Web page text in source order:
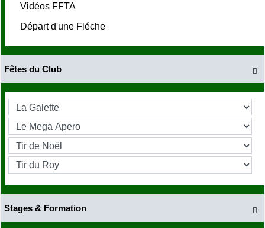
Vidéos FFTA
Départ d'une Fléche

Fêtes du Club

Stages & Formation